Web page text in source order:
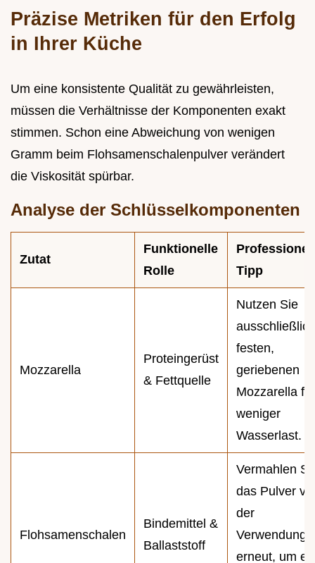
Präzise Metriken für den Erfolg
in Ihrer Küche
Um eine konsistente Qualität zu gewährleisten,
müssen die Verhältnisse der Komponenten exakt
stimmen. Schon eine Abweichung von wenigen
Gramm beim Flohsamenschalenpulver verändert
die Viskosität spürbar.
Analyse der Schlüsselkomponenten
Zutat
Funktionelle
Rolle
Tipp
Mozzarella
Proteingerüst
& Fettquelle
Nutzen Sie
ausschließlich
festen,
geriebenen
Mozzarella für
weniger
Wasserlast.
Flohsamenschalen
Bindemittel &
Ballaststoff
Vermahlen
das Pulver
der
Verwendung
erneut, um